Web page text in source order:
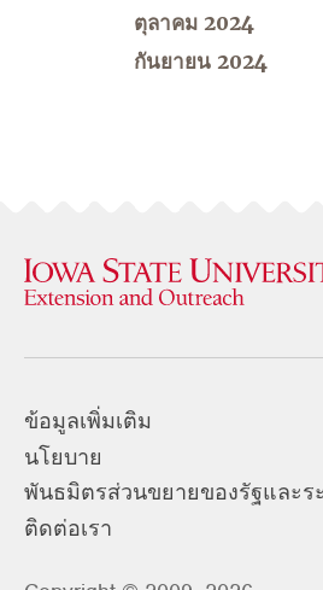
ตุลาคม 2024
กันยายน 2024
ข้อมูลเพิ่มเติม
นโยบาย
พันธมิตรส่วนขยายของรัฐและร
ติดต่อเรา